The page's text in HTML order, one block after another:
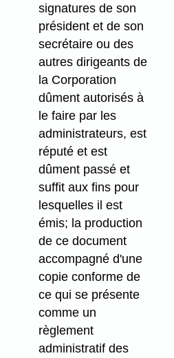
signatures de son
président et de son
secrétaire ou des
autres dirigeants de
la Corporation
dûment autorisés à
le faire par les
administrateurs, est
réputé et est
dûment passé et
suffit aux fins pour
lesquelles il est
émis; la production
de ce document
accompagné d'une
copie conforme de
ce qui se présente
comme un
règlement
administratif des